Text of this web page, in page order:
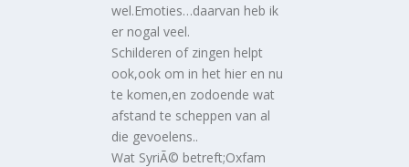
wel.Emoties…daarvan heb ik
er nogal veel.
Schilderen of zingen helpt
ook,ook om in het hier en nu
te komen,en zodoende wat
afstand te scheppen van al
die gevoelens..
Wat SyriÃ© betreft;Oxfam